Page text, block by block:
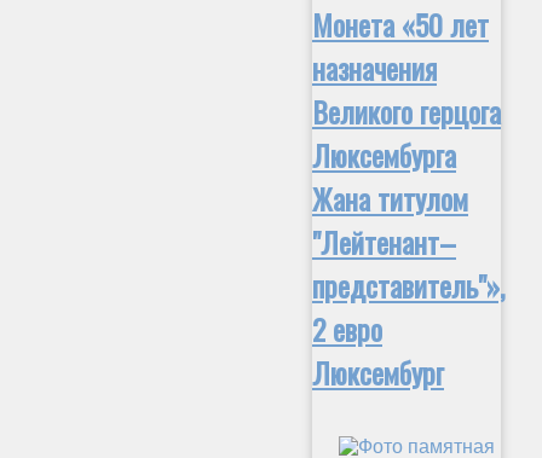
Монета «50 лет
назначения
Великого герцога
Люксембурга
Жана титулом
"Лейтенант–
представитель"»,
2 евро
Люксембург